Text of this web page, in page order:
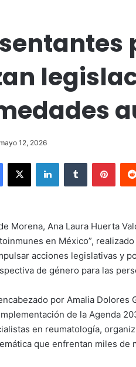
mayo 12, 2026
Facebook
X LinkedInTumblr
Morena, Ana Laura Huerta
en México”,
acciones legislativas y
de género para las
por Amalia Dolores
de la Agenda
en reumatología,
que enfrentan miles de